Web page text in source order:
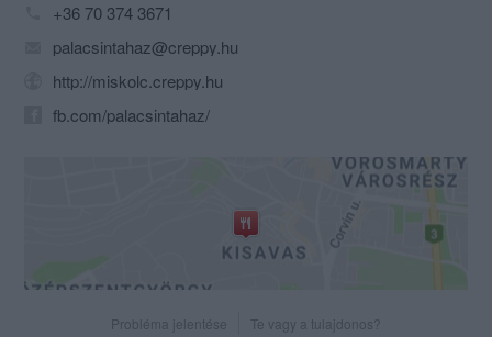
óráit, akik a legkedvesebbek,
legfontosabbak Csapatunk számára.
Étlapunk több tucatnyi sós és édes
egyedi palacsintás varázslat. Rengeteg
ételünk évek óta hatlmas
népszerűségnek örvend, melyek mellett
minden hónapban szolgálunk
újdonságokkal is. Az egyedi receptúra
palacsintás fogás miatt országos
+36 70 374 3671
palacsintahaz@creppy.hu
http://miskolc.creppy.hu
fb.com/palacsintahaz/
Probléma jelentése Te vagy a tulajdonos?